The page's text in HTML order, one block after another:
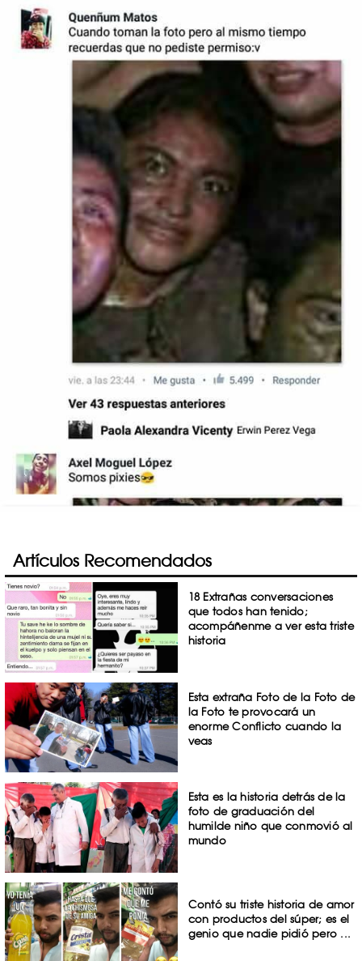
Artículos Recomendados
18 Extrañas conversaciones
que todos han tenido;
acompáñenme a ver esta triste
historia
Esta extraña Foto de la Foto de
la Foto te provocará un
enorme Conflicto cuando la
veas
Esta es la historia detrás de la
foto de graduación del
humilde niño que conmovió al
mundo
Contó su triste historia de amor
con productos del súper; es el
genio que nadie pidió pero ...